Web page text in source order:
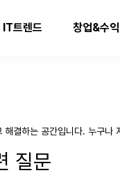
IT트렌드 창업&수익
해결하는 공간입니다. 누구나
질문